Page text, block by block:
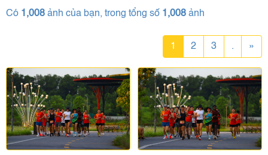
Có 1,008 ảnh của bạn, trong tổng số 1,008 ảnh
1 2 3 . »